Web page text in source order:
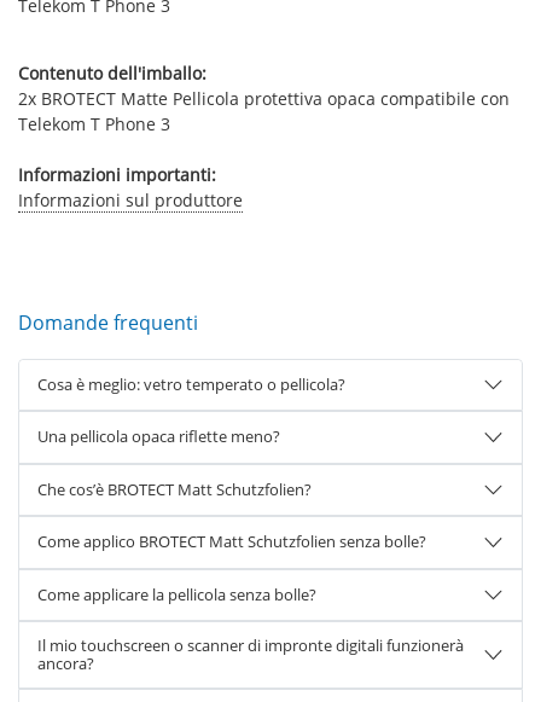
Telekom T Phone 3
Contenuto dell'imballo:
2x BROTECT Matte Pellicola protettiva opaca compatibile con
Telekom T Phone 3
Informazioni importanti:
Informazioni sul produttore
Domande frequenti
Cosa è meglio: vetro temperato o pellicola?
Una pellicola opaca riflette meno?
Che cos’è BROTECT Matt Schutzfolien?
Come applico BROTECT Matt Schutzfolien senza bolle?
Come applicare la pellicola senza bolle?
Il mio touchscreen o scanner di impronte digitali funzionerà
ancora?